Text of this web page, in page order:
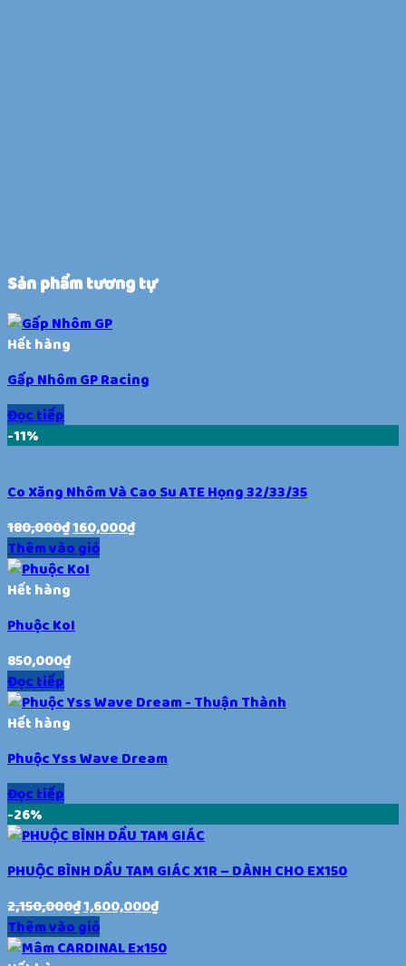
Sản phẩm tương tự
Hết hàng
Gấp Nhôm GP Racing
Đọc tiếp
-11%
Co Xăng Nhôm Và Cao Su ATE Họng 32/33/35
180,000₫160,000₫
Thêm vào giỏ
Hết hàng
Phuộc KoI
850,000₫
Đọc tiếp
Hết hàng
Phuộc Yss Wave Dream
Đọc tiếp
-26%
PHUỘC BÌNH DẦU TAM GIÁC X1R – DÀNH CHO EX150
2,150,000₫1,600,000₫
Thêm vào giỏ